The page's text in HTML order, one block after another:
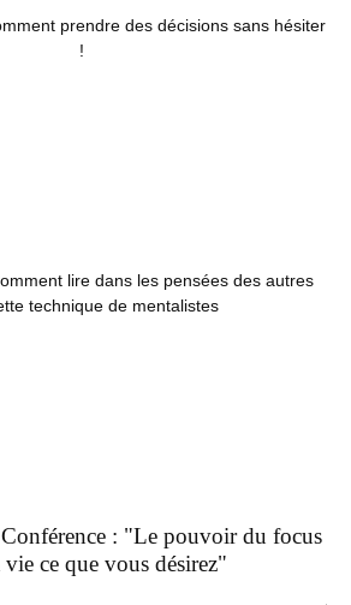
prendre des décisions sans hésiter
!
lire dans les pensées des autres
technique de mentalistes
: "Le pouvoir du focus
ce que vous désirez"